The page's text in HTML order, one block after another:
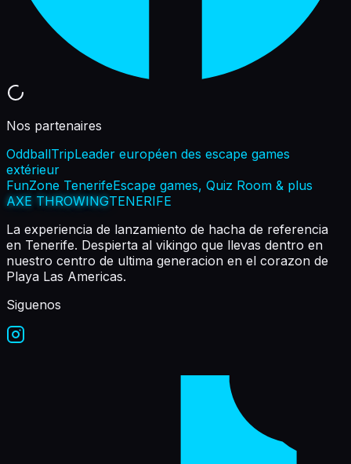
Nos partenaires
OddballTripLeader européen des escape games
extérieur
FunZone TenerifeEscape games, Quiz Room & plus
AXE THROWINGTENERIFE
La experiencia de lanzamiento de hacha de referencia
en Tenerife. Despierta al vikingo que llevas dentro en
nuestro centro de ultima generacion en el corazon de
Playa Las Americas.
Siguenos